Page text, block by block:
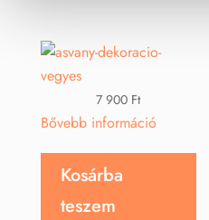
7 900 Ft
Bővebb információ
Kosárba
teszem